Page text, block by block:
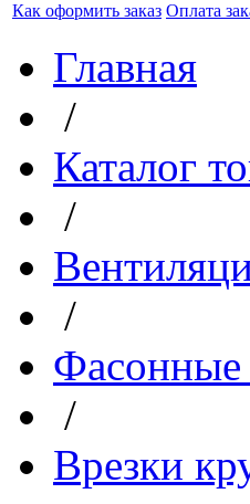
Как оформить заказ Оплата
Главная
/
Каталог
/
/
Фасонные
/
Врезки